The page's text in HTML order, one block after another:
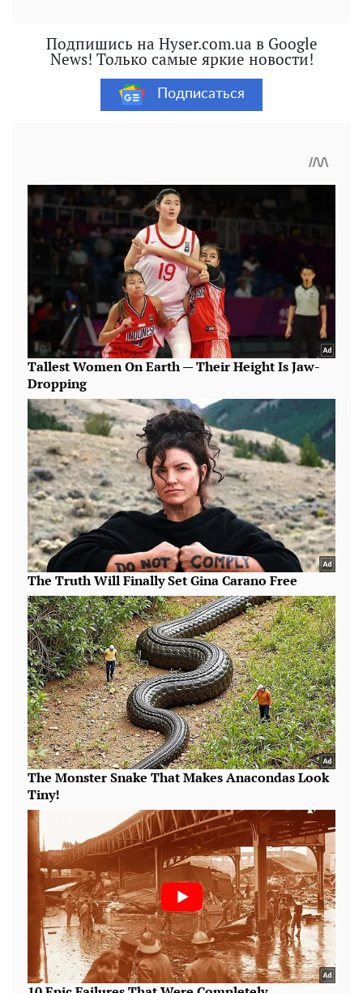
Подпишись на Hyser.com.ua в Google
News! Только самые яркие новости!
Подписаться